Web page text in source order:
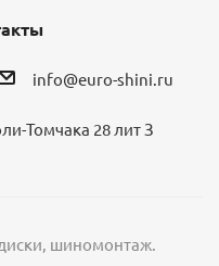
info@euro-shini.ru
Томчака 28 лит З
шиномонтаж.